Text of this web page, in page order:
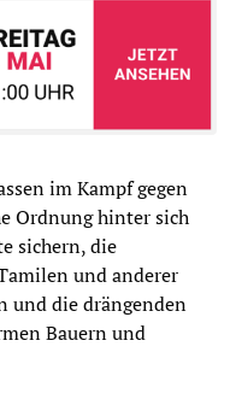
im Kampf gegen
Ordnung hinter sich
sichern, die
und anderer
und die drängenden
Bauern und